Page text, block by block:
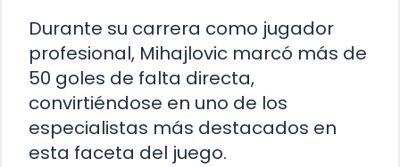
Durante su carrera como jugador
profesional, Mihajlovic marcó más de
50 goles de falta directa,
convirtiéndose en uno de los
especialistas más destacados en
esta faceta del juego.